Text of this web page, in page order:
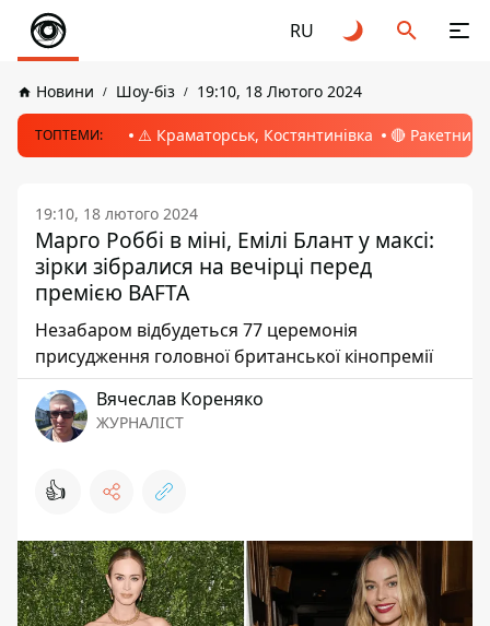
RU
Новини Шоу-біз 19:10, 18 Лютого 2024
ТОПТЕМИ: ⚠️ Краматорськ, Костянтинівка 🔴 Ракетний
19:10, 18 лютого 2024
Марго Роббі в міні, Емілі Блант у максі:
зірки зібралися на вечірці перед
премією BAFTA
Незабаром відбудеться 77 церемонія
присудження головної британської кінопремії
Вячеслав Кореняко
ЖУРНАЛІСТ
👍